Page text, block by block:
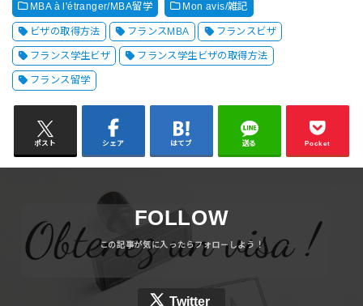
MBA à l'étranger/MBA留学 Mon avis/雑記
ビザの取得方法 フランスMBA フランスビザ
フランス学生ビザ フランス学生ビザの取得方法
フランス留学
ポスト シェア はてブ 送る Pocket
FOLLOW
Twitter